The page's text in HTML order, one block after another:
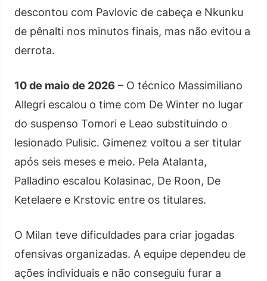
descontou com Pavlovic de cabeça e Nkunku
de pênalti nos minutos finais, mas não evitou a
derrota.
10 de maio de 2026 – O técnico Massimiliano
Allegri escalou o time com De Winter no lugar
do suspenso Tomori e Leao substituindo o
lesionado Pulisic. Gimenez voltou a ser titular
após seis meses e meio. Pela Atalanta,
Palladino escalou Kolasinac, De Roon, De
Ketelaere e Krstovic entre os titulares.
O Milan teve dificuldades para criar jogadas
ofensivas organizadas. A equipe dependeu de
ações individuais e não conseguiu furar a